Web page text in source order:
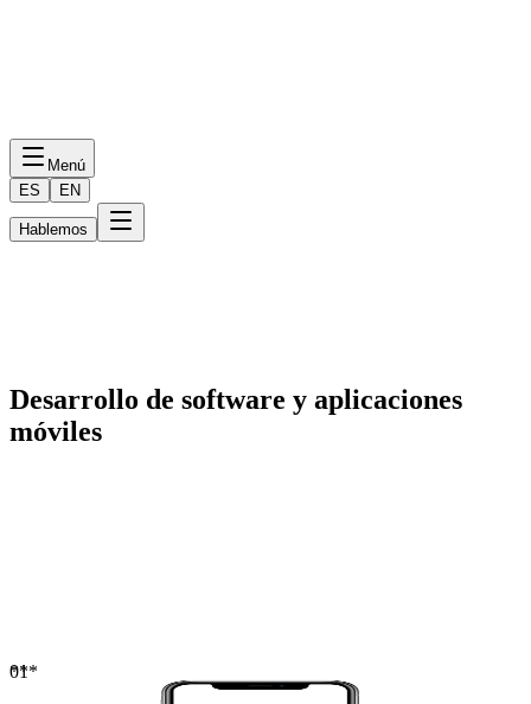
Menú
ES
EN
Hablemos
Desarrollo de software y aplicaciones
móviles
01
***